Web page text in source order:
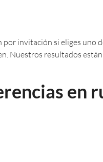
invitación si eliges uno
Nuestros resultados
en